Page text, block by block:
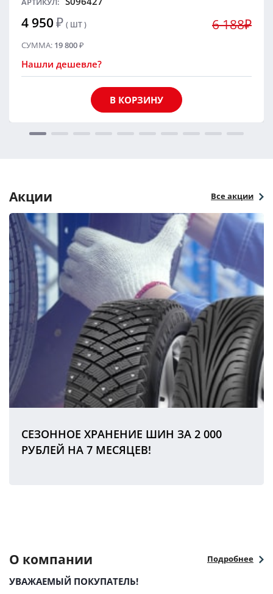
4 950₽ ( ШТ ) 6 188₽
СУММА: 19 800₽
Нашли дешевле?
В КОРЗИНУ
Акции Все акции
СЕЗОННОЕ ХРАНЕНИЕ ШИН ЗА 2 000
РУБЛЕЙ НА 7 МЕСЯЦЕВ!
О компании Подробнее
УВАЖАЕМЫЙ ПОКУПАТЕЛЬ!